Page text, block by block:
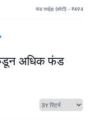
फंड साईझ (कोटी) - ₹494
अधिक फंड